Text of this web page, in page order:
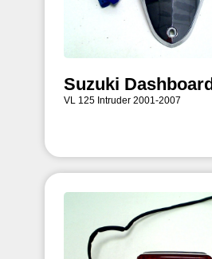
Suzuki Dashboard
VL 125 Intruder 2001-2007